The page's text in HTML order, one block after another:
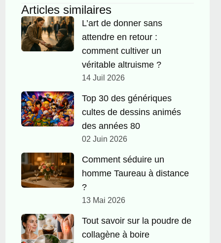
Articles similaires
L’art de donner sans
attendre en retour :
comment cultiver un
véritable altruisme ?
14 Juil 2026
Top 30 des génériques
cultes de dessins animés
des années 80
02 Juin 2026
Comment séduire un
homme Taureau à distance
?
13 Mai 2026
Tout savoir sur la poudre de
collagène à boire